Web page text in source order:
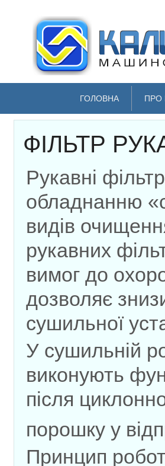
ГОЛОВНА ПРО
ФІЛЬТР
Рукавні
обладнанню
видів
рукавних
вимог до
дозволяє
сушильної
У сушильній
виконують
після
порошку у
Принцип